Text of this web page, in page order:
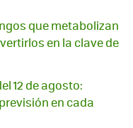
que metabolizan
en la clave de
12 de agosto:
en cada